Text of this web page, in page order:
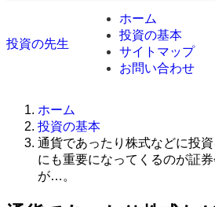
投資の先生
ホーム
投資の基本
サイトマップ
お問い合わせ
ホーム
投資の基本
通貨であったり株式などに投
にも重要になってくるのが証
が…。